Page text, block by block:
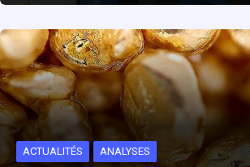
ACTUALITÉS ANALYSES